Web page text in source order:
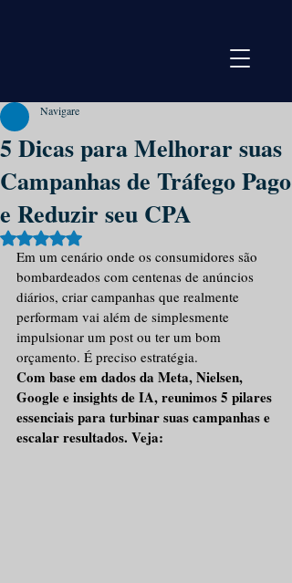
5 Dicas para Melhorar suas
Campanhas de Tráfego Pago
e Reduzir seu CPA
Navigare
Avaliado com NaN de 5 estrelas.
Em um cenário onde os consumidores são
bombardeados com centenas de anúncios
diários, criar campanhas que realmente
performam vai além de simplesmente
impulsionar um post ou ter um bom
orçamento. É preciso estratégia.
Com base em dados da Meta, Nielsen,
Google e insights de IA, reunimos 5 pilares
essenciais para turbinar suas campanhas e
escalar resultados. Veja: